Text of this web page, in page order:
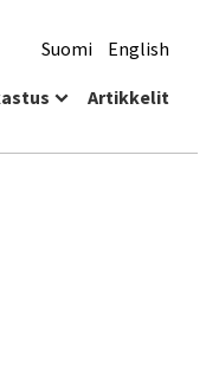
Suomi English
Artikkelit